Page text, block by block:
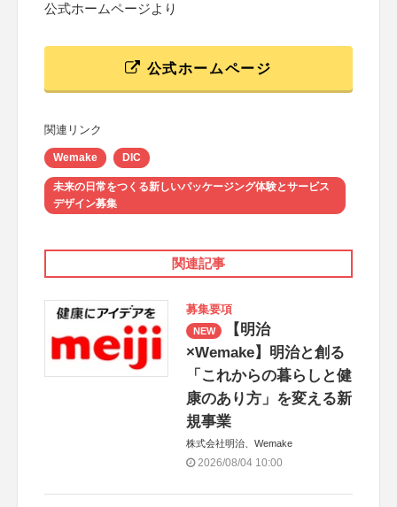
公式ホームページより
公式ホームページ
関連リンク
Wemake DIC
未来の日常をつくる新しいパッケージング体験とサービス
デザイン募集
関連記事
募集要項
NEW
【明治
×Wemake】明治と創る
「これからの暮らしと健
康のあり方」を変える新
規事業
株式会社明治、Wemake
2026/08/04 10:00